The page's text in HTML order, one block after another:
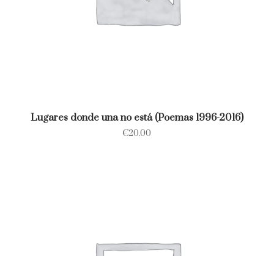
Lugares donde una no está (Poemas 1996-2016)
€20.00